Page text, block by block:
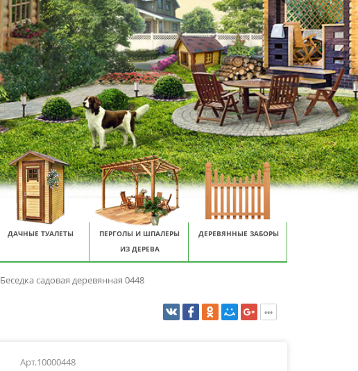
ДАЧНЫЕ ТУАЛЕТЫ
ПЕРГОЛЫ И ШПАЛЕРЫ
ИЗ ДЕРЕВА
ДЕРЕВЯННЫЕ ЗАБОРЫ
Беседка садовая деревянная 0448
Арт.10000448